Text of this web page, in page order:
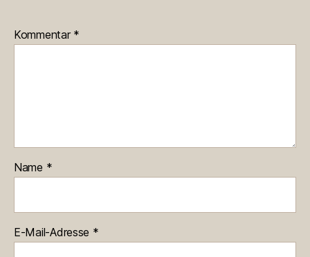
Kommentar *
Name *
E-Mail-Adresse *